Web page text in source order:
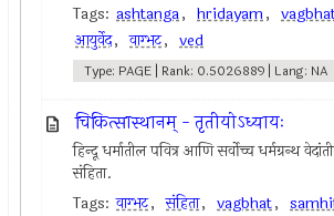
Tags: ashtanga, hridayam,
आयुर्वेद, वाग्भट, ved
Type: PAGE | Rank: 0.5026889 | Lang: NA
चिकित्सास्थानम् - तृतीयोऽध्यायः
हिन्दू धर्मातील पवित्र आणि सर्वोच्च धर्मग्रन्थ
संहिता.
Tags: वाग्भट, संहिता, vagbhat,